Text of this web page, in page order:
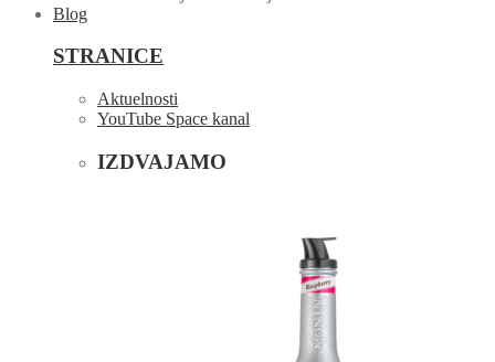
Blog
STRANICE
Aktuelnosti
YouTube Space kanal
IZDVAJAMO